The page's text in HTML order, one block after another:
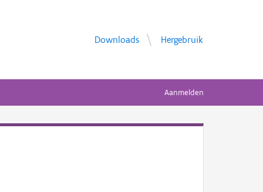
Downloads Hergebruik
Aanmelden